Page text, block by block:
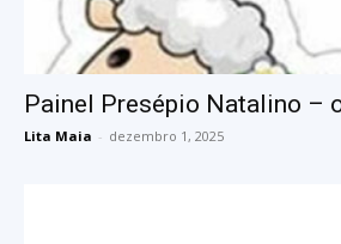
Painel Presépio Natalino –
Lita Maia - dezembro 1, 2025